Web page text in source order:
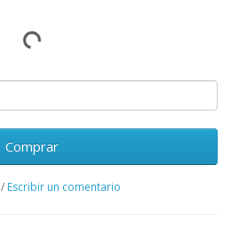
Comprar
/ Escribir un comentario